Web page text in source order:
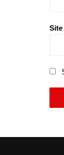
Site